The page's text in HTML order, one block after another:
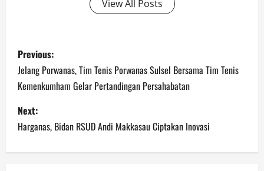
View All Posts
Post
navigation
Previous:
Jelang Porwanas, Tim Tenis Porwanas Sulsel Bersama Tim Tenis
Kemenkumham Gelar Pertandingan Persahabatan
Next:
Harganas, Bidan RSUD Andi Makkasau Ciptakan Inovasi